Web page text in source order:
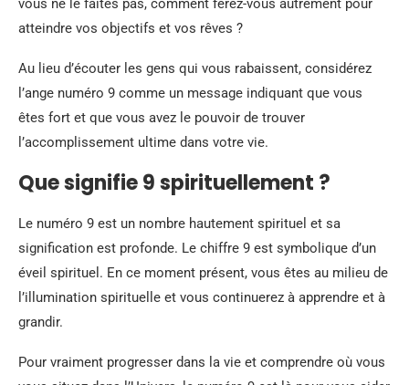
vous ne le faites pas, comment ferez-vous autrement pour
atteindre vos objectifs et vos rêves ?
Au lieu d’écouter les gens qui vous rabaissent, considérez
l’ange numéro 9 comme un message indiquant que vous
êtes fort et que vous avez le pouvoir de trouver
l’accomplissement ultime dans votre vie.
Que signifie 9 spirituellement ?
Le numéro 9 est un nombre hautement spirituel et sa
signification est profonde. Le chiffre 9 est symbolique d’un
éveil spirituel. En ce moment présent, vous êtes au milieu de
l’illumination spirituelle et vous continuerez à apprendre et à
grandir.
Pour vraiment progresser dans la vie et comprendre où vous